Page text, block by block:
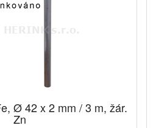
Ø 42 x 2 mm / 3 m, žár.
Zn